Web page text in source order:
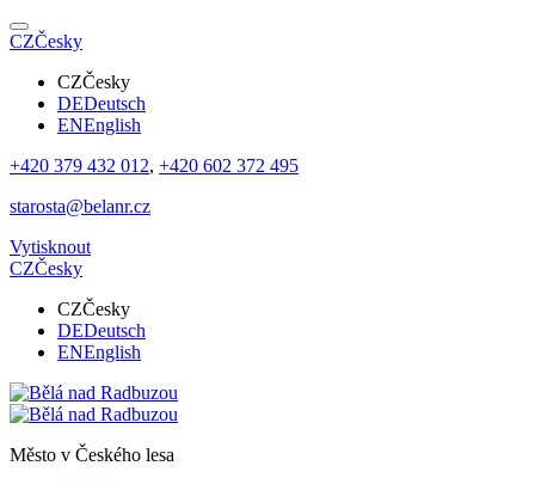
CZČesky
CZČesky
DEDeutsch
ENEnglish
+420 379 432 012, +420 602 372 495
starosta@belanr.cz
Vytisknout
CZČesky
CZČesky
DEDeutsch
ENEnglish
Město v Českého lesa